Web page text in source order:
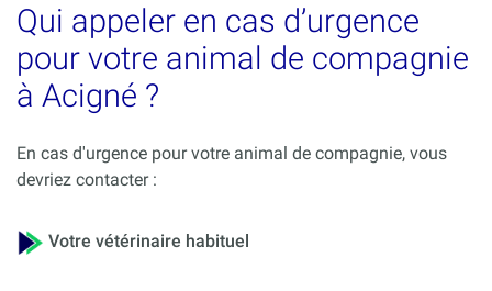
Qui appeler en cas d’urgence
pour votre animal de compagnie
à Acigné ?
En cas d'urgence pour votre animal de compagnie, vous
devriez contacter :
Votre vétérinaire habituel